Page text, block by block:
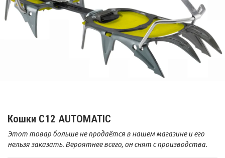
Кошки C12 AUTOMATIC
Этот товар больше не продаётся в нашем магазине и его
нельзя заказать. Вероятнее всего, он снят с производства.